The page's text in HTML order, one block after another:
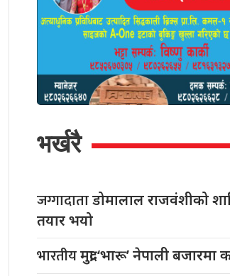
भर्खरै
जग्गादाताडोमालाल राजवंशीको
तयार भयो
भारतीयमुद्रा ‘भारू’ नेपाली बजारमा